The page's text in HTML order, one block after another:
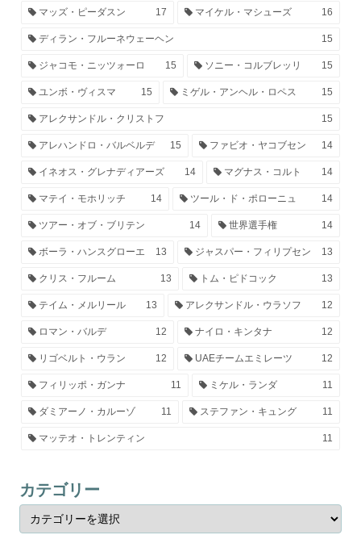
マッズ・ピーダスン 17 マイケル・マシューズ 16
ディラン・フルーネウェーヘン 15
ジャコモ・ニッツォーロ 15 ソニー・コルブレッリ 15
ユンボ・ヴィスマ 15 ミゲル・アンヘル・ロペス 15
アレクサンドル・クリストフ 15
アレハンドロ・バルベルデ 15 ファビオ・ヤコブセン 14
イネオス・グレナディアーズ 14 マグナス・コルト 14
マテイ・モホリッチ 14 ツール・ド・ポローニュ 14
ツアー・オブ・ブリテン 14 世界選手権 14
ボーラ・ハンスグローエ 13 ジャスパー・フィリプセン 13
クリス・フルーム 13 トム・ピドコック 13
テイム・メルリール 13 アレクサンドル・ウラソフ 12
ロマン・バルデ 12 ナイロ・キンタナ 12
リゴベルト・ウラン 12 UAEチームエミレーツ 12
フィリッポ・ガンナ 11 ミケル・ランダ 11
ダミアーノ・カルーゾ 11 ステファン・キュング 11
マッテオ・トレンティン 11
カテゴリー